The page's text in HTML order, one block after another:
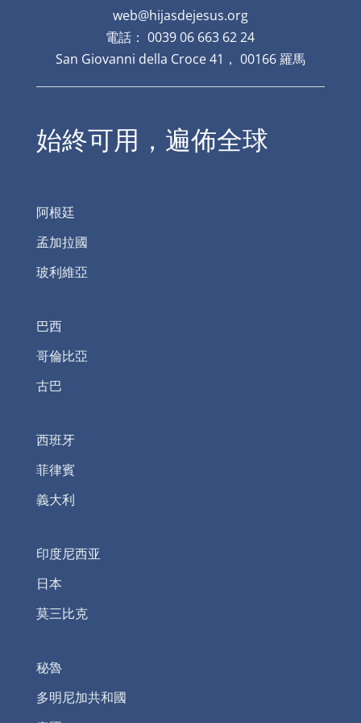
web@hijasdejesus.org
電話： 0039 06 663 62 24
San Giovanni della Croce 41， 00166 羅馬
始終可用，遍佈全球
阿根廷
孟加拉國
玻利維亞
巴西
哥倫比亞
古巴
西班牙
菲律賓
義大利
印度尼西亚
日本
莫三比克
秘魯
多明尼加共和國